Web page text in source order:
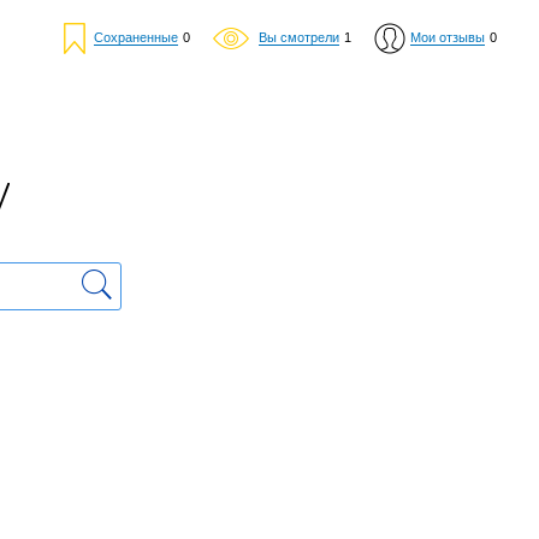
Сохраненные 0 Вы смотрели 1 Мои отзывы 0